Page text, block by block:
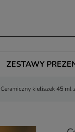
ZESTAWY
Ceramiczny kieliszek 45 ml